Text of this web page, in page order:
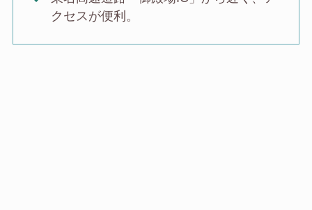
クセスが便利。